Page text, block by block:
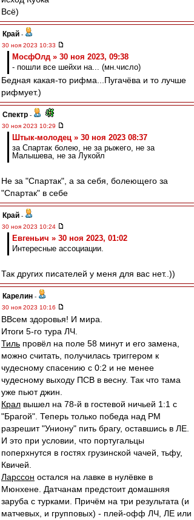
Всё)
Край -
30 ноя 2023 10:33
МосфОлд » 30 ноя 2023, 09:38
- пошли все шейхи на... (мн.число)
Бедная какая-то рифма...Пугачёва и то лучше
рифмует.)
Спектр -
30 ноя 2023 10:29
Штык-молодец » 30 ноя 2023 08:37
за Спартак болею, не за рыжего, не за
Малышева, не за Лукойл
Не за "Спартак", а за себя, болеющего за
"Спартак" в себе
Край -
30 ноя 2023 10:24
Евгеньич » 30 ноя 2023, 01:02
Интересные ассоциации.
Так других писателей у меня для вас нет..))
Карелин -
30 ноя 2023 10:16
ВВсем здоровья! И мира.
Итоги 5-го тура ЛЧ.
Тиль провёл на поле 58 минут и его замена,
можно считать, получилась триггером к
чудесному спасению с 0:2 и не менее
чудесному выходу ПСВ в весну. Так что тама
уже пьют джин.
Крал вышел на 78-й в гостевой ничьей 1:1 с
"Брагой". Теперь только победа над РМ
разрешит "Униону" пить брагу, оставшись в ЛЕ.
И это при условии, что португальцы
поперхнутся в гостях грузинской чачей, тьфу,
Квичей.
Ларссон остался на лавке в нулёвке в
Мюнхене. Датчанам предстоит домашняя
заруба с турками. Причём на три результата (и
матчевых, и групповых) - плей-офф ЛЧ, ЛЕ или